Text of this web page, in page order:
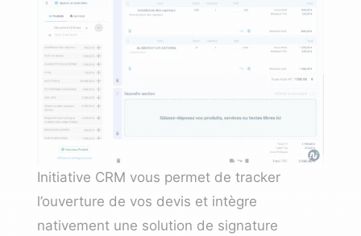
Initiative CRM vous permet de tracker
l’ouverture de vos devis et intègre
nativement une solution de signature